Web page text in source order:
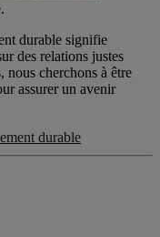
durable signifie
des relations justes
nous cherchons à être
assurer un avenir
durable